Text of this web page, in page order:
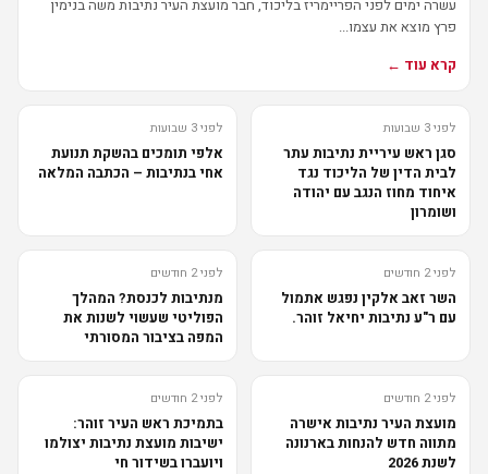
עשרה ימים לפני הפריימריז בליכוד, חבר מועצת העיר נתיבות משה בנימין
פרץ מוצא את עצמו...
קרא עוד ←
לפני 3 שבועות
סגן ראש עיריית נתיבות עתר
לבית הדין של הליכוד נגד
איחוד מחוז הנגב עם יהודה
ושומרון
לפני 3 שבועות
אלפי תומכים בהשקת תנועת
אחי בנתיבות – הכתבה המלאה
לפני 2 חודשים
השר זאב אלקין נפגש אתמול
עם ר"ע נתיבות יחיאל זוהר.
לפני 2 חודשים
מנתיבות לכנסת? המהלך
הפוליטי שעשוי לשנות את
המפה בציבור המסורתי
לפני 2 חודשים
מועצת העיר נתיבות אישרה
מתווה חדש להנחות בארנונה
לשנת 2026
לפני 2 חודשים
בתמיכת ראש העיר זוהר:
ישיבות מועצת נתיבות יצולמו
ויועברו בשידור חי